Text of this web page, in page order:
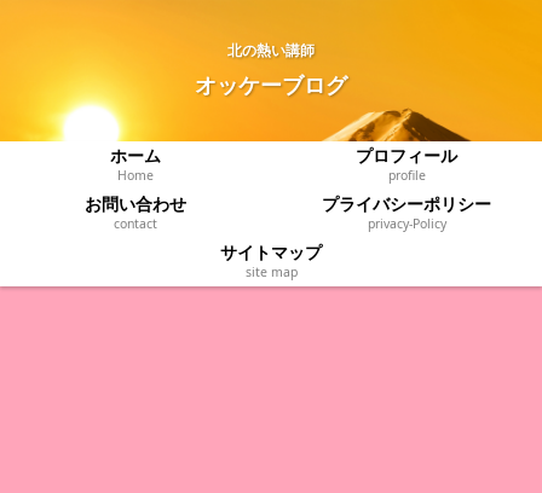
北の熱い講師
オッケーブログ
ホーム
Home
プロフィール
profile
お問い合わせ
contact
プライバシーポリシー
privacy‐Policy
サイトマップ
site map